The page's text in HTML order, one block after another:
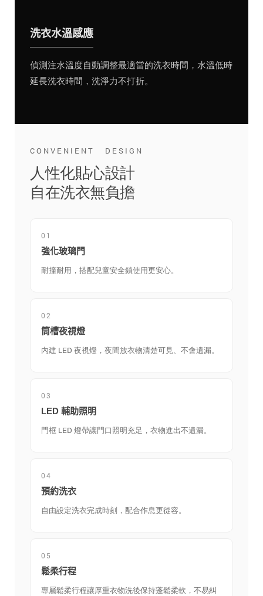
洗衣水溫感應
偵測注水溫度自動調整最適當的洗衣時間，水溫低時
延長洗衣時間，洗淨力不打折。
CONVENIENT DESIGN
人性化貼心設計
自在洗衣無負擔
01
強化玻璃門
耐撞耐用，搭配兒童安全鎖使用更安心。
02
筒槽夜視燈
內建 LED 夜視燈，夜間放衣物清楚可見、不會遺漏。
03
LED 輔助照明
門框 LED 燈帶讓門口照明充足，衣物進出不遺漏。
04
預約洗衣
自由設定洗衣完成時刻，配合作息更從容。
05
鬆柔行程
專屬鬆柔行程讓厚重衣物洗後保持蓬鬆柔軟，不易糾